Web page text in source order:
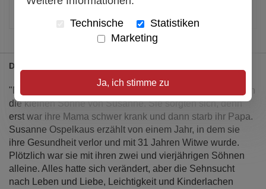
Details
"Mama, wenn du weinst, musst du auch viel trinken", rieten
die kleinen Söhne von Susanne. Sie sorgten sich, denn
erst war ihre Mama schwer krank und dann starb ihr Papa.
Susanne Ospelkaus erzählt von einem Jahr, in dem sie
ihre Gesundheit verlor und mit 31 Jahren Witwe wurde.
Plötzlich war sie mit ihren zwei und vierjährigen Söhnen
alleine. Alles hatte sich verändert, aber die Sehnsucht
nach Leben und Liebe, Leichtigkeit und Kinderlachen
Technische
Statistiken
Marketing
Ja, ich stimme zu